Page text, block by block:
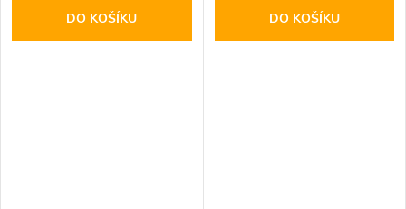
DO KOŠÍKU DO KOŠÍKU